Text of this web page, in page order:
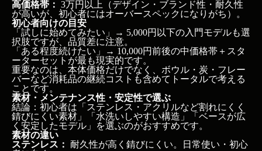
高価格帯： 3万円以上（デザイン・ブランド性・耐久性
が高いが、初心者にはオーバースペックになりがち）。
初心者向けの目安
「試しに始めてみたい」→ 5,000円以下の入門モデルも選
択肢ですが、品質差に注意。
「ある程度続けたい」→ 10,000円前後の中価格帯＋スタ
ーターセットが最も現実的です。
重要なのは、本体価格だけでなく、ボウル・炭・フレー
バーなど消耗品の継続コストも含めてトータルで考える
ことです。
素材・メンテナンス性・安定性で選ぶ
結論：初心者は「ステンレス・アクリルなど割れにくく
錆びにくい素材」「水洗いしやすい構造」「ベースが広
く安定したモデル」を選ぶのがおすすめです。
素材の違い
ステンレス： 耐久性が高く錆びにくい。日常使い・初心
か？
Q8. 自宅でも店舗と同じような吸いごこちは再現で
きますか？
まとめ